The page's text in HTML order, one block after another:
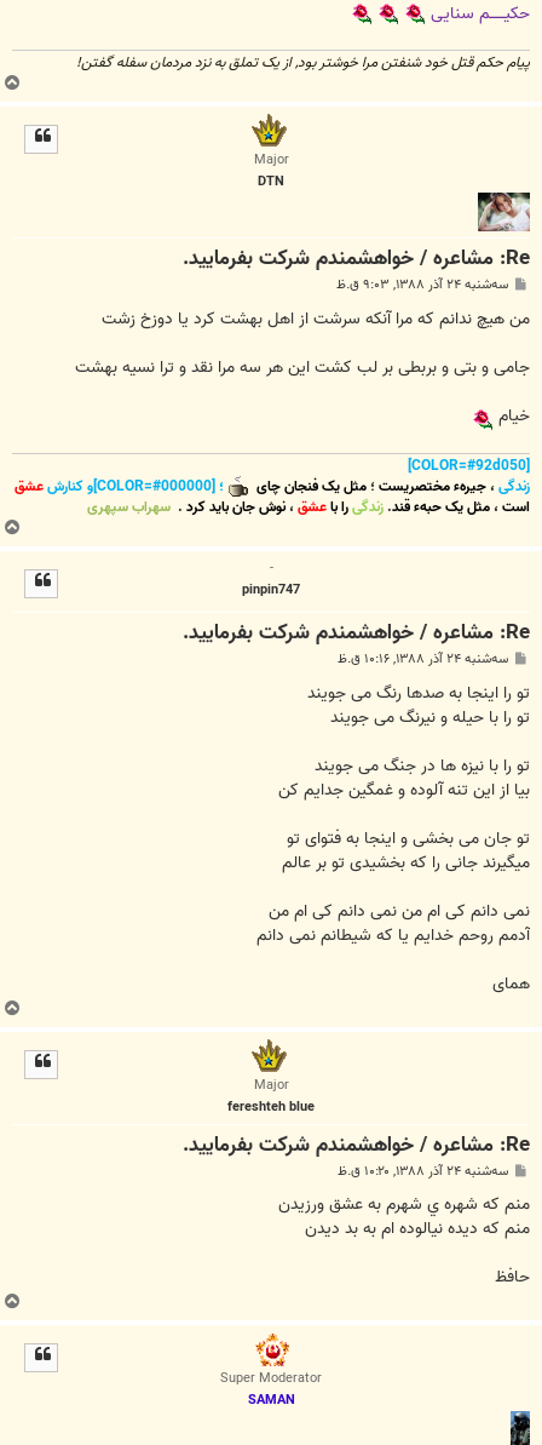
حکیــــــم سنایی
پیام حکم قتل خود شنفتن مرا خوشتر بود, از یک تملق به نزد مردمان سفله گفتن!
ب
ا
Major
DTN
Re: مشاعره / خواهشمندم شرکت بفرماييد.
پ
ت
سه‌شنبه ۲۴ آذر ۱۳۸۸, ۹:۰۳ ق.ظ
من هیچ ندانم که مرا آنکه سرشت از اهل بهشت کرد یا دوزخ زشت
جامی و بتی و بربطی بر لب کشت این هر سه مرا نقد و ترا نسیه بهشت
خیام
زندگی،جیرهء مختصریست؛مثل یک فنجان چای ؛ [COLOR=#000000]و کنارش
عشق
است،مثل یک حبهء قند. زندگیرا باعشق،نوش جانباید کرد. سهراب سپهری
ب
ا
pinpin747
Re: مشاعره / خواهشمندم شرکت بفرماييد.
پ
ت
سه‌شنبه ۲۴ آذر ۱۳۸۸, ۱۰:۱۶ ق.ظ
تو را اینجا به صدها رنگ می جویند
تو را با حیله و نیرنگ می جویند
تو را با نیزه ها در جنگ می جویند
بیا از این تنه آلوده و غمگین جدایم کن
تو جان می بخشی و اینجا به فتوای تو
میگیرند جانی را که بخشیدی تو بر عالم
نمی دانم کی ام من نمی دانم کی ام من
آدمم روحم خدایم یا که شیطانم نمی دانم
همای
ب
ا
Major
fereshteh blue
Re: مشاعره / خواهشمندم شرکت بفرماييد.
پ
ت
سه‌شنبه ۲۴ آذر ۱۳۸۸, ۱۰:۲۰ ق.ظ
منم كه شهره ي شهرم به عشق ورزيدن
منم كه ديده نيالوده ام به بد ديدن
حافظ
ب
ا
Super Moderator
SAMAN